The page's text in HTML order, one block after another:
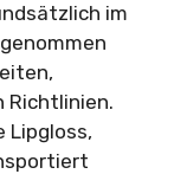
im
Richtlinien.
Lipgloss,